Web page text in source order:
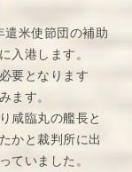
米使節団の補助
入港します。
要となります
ます。
咸臨丸の艦長と
かと裁判所に出
ていました。